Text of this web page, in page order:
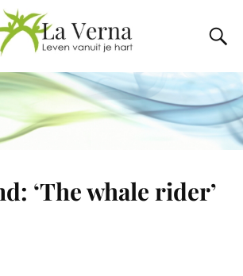
‘The whale rider’